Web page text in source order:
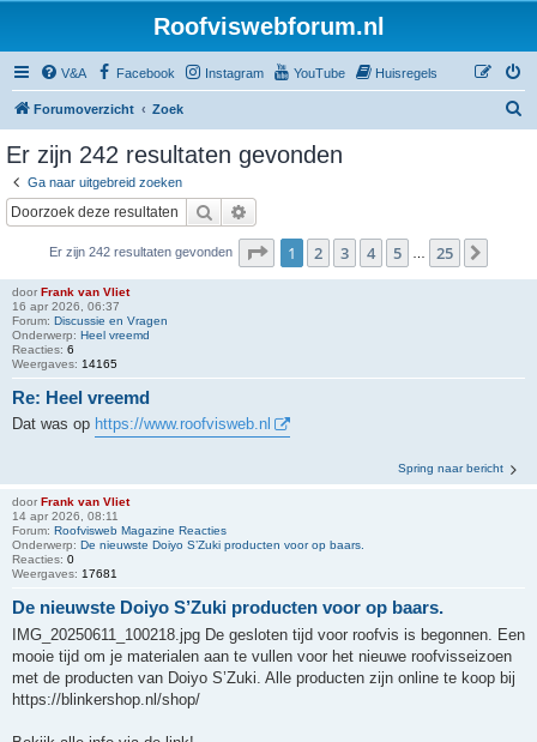
Roofviswebforum.nl
V&A Facebook Instagram YouTube Huisregels
Forumoverzicht Zoek
Er zijn 242 resultaten gevonden
Ga naar uitgebreid zoeken
Zoek
Er zijn 242 resultaten gevonden Pagina van 25
1 2 3 4 5 25
door Frank van Vliet
16 apr 2026, 06:37
Forum: Discussie en Vragen
Onderwerp: Heel vreemd
Reacties: 6
Weergaves: 14165
Re: Heel vreemd
Dat was op https://www.roofvisweb.nl
Spring naar bericht
door Frank van Vliet
14 apr 2026, 08:11
Forum: Roofvisweb Magazine Reacties
Onderwerp: De nieuwste Doiyo S’Zuki producten voor op baars.
Reacties: 0
Weergaves: 17681
De nieuwste Doiyo S’Zuki producten voor op baars.
IMG_20250611_100218.jpg De gesloten tijd voor roofvis is begonnen. Een
mooie tijd om je materialen aan te vullen voor het nieuwe roofvisseizoen
met de producten van Doiyo S’Zuki. Alle producten zijn online te koop bij
https://blinkershop.nl/shop/